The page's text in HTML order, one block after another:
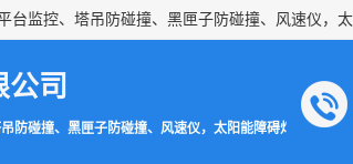
司
防碰撞、黑匣子防碰撞、风速仪，太阳能障碍灯安全提示灯